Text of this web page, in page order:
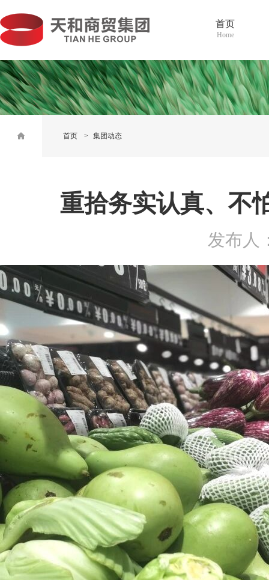
首页
Home
首页 > 集团动态
重拾务实认真、
发布人